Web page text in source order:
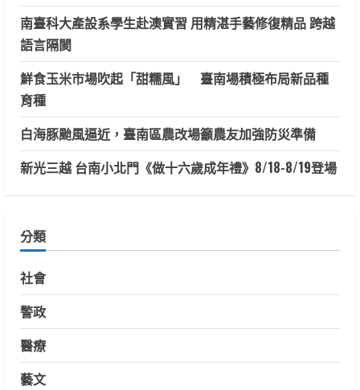
南臺科大產設系學生赴澳實習 用精湛手藝修復精品 跨越
語言隔閡
鮮食玉米市場吹起「甜糯風」 臺南場積極布局新品種
育種
白海豚颱風逼近，臺南區農改場籲農友加強防災準備
新光三越 台南小北門《做十六歲成年禮》8/18-8/19登場
分類
社會
警政
醫療
藝文